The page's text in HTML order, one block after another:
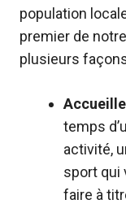
population
premier de
plusieurs
temps
activité,
sport qui
faire à